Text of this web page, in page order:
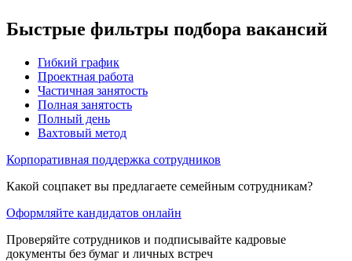
Быстрые фильтры подбора вакансий
Гибкий график
Проектная работа
Частичная занятость
Полная занятость
Полный день
Вахтовый метод
Корпоративная поддержка сотрудников
Какой соцпакет вы предлагаете семейным сотрудникам?
Оформляйте кандидатов онлайн
Проверяйте сотрудников и подписывайте кадровые
документы без бумаг и личных встреч